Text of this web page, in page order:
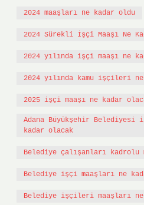
2024 maaşları ne kadar oldu
2024 Sürekli İşçi Maaşı Ne
2024 yılında işçi maaşı ne
2024 yılında kamu işçileri
2025 işçi maaşı ne kadar
Adana Büyükşehir Belediyesi
kadar olacak
Belediye çalışanları kadrolu
Belediye işçi maaşları ne
Belediye işçileri maaşları ne